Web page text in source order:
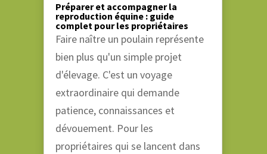
Préparer et accompagner la
reproduction équine : guide
complet pour les propriétaires
Faire naître un poulain représente
bien plus qu'un simple projet
d'élevage. C'est un voyage
extraordinaire qui demande
patience, connaissances et
dévouement. Pour les
propriétaires qui se lancent dans